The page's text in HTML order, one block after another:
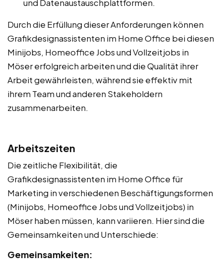
und Datenaustauschplattformen.
Durch die Erfüllung dieser Anforderungen können
Grafikdesignassistenten im Home Office bei diesen
Minijobs, Homeoffice Jobs und Vollzeitjobs in
Möser erfolgreich arbeiten und die Qualität ihrer
Arbeit gewährleisten, während sie effektiv mit
ihrem Team und anderen Stakeholdern
zusammenarbeiten.
Arbeitszeiten
Die zeitliche Flexibilität, die
Grafikdesignassistenten im Home Office für
Marketing in verschiedenen Beschäftigungsformen
(Minijobs, Homeoffice Jobs und Vollzeitjobs) in
Möser haben müssen, kann variieren. Hier sind die
Gemeinsamkeiten und Unterschiede:
Gemeinsamkeiten: